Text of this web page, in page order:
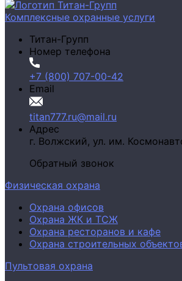
Комплексные охранные услуги
Титан-Групп
Номер телефона
+7 (800) 707-00-42
Email
titan777.ru@mail.ru
Адрес
г. Волжский, ул. им.
Обратный звонок
Физическая охрана
Охрана офисов
Охрана ЖК и ТСЖ
Охрана ресторанов и кафе
Охрана строительных
Пультовая охрана